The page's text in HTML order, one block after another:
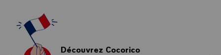
Découvrez Cocorico